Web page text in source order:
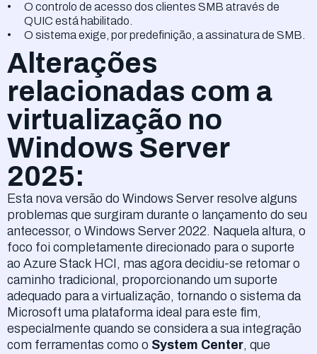
O controlo de acesso dos clientes SMB através de
QUIC está habilitado.
O sistema exige, por predefinição, a assinatura de SMB.
Alterações
relacionadas com a
virtualização no
Windows Server
2025:
Esta nova versão do Windows Server resolve alguns
problemas que surgiram durante o lançamento do seu
antecessor, o Windows Server 2022. Naquela altura, o
foco foi completamente direcionado para o suporte
ao Azure Stack HCI, mas agora decidiu-se retomar o
caminho tradicional, proporcionando um suporte
adequado para a virtualização, tornando o sistema da
Microsoft uma plataforma ideal para este fim,
especialmente quando se considera a sua integração
com ferramentas como o System Center, que